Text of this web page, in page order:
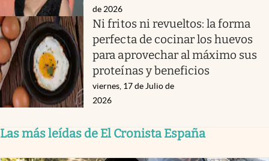
de 2026
Ni fritos ni revueltos: la forma
perfecta de cocinar los huevos
para aprovechar al máximo sus
proteínas y beneficios
viernes, 17 de Julio de
2026
Las más leídas de El Cronista España